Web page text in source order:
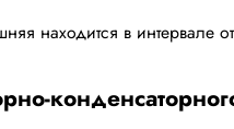
находится в интервале